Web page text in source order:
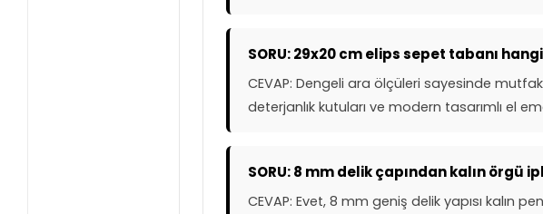
SORU: 29x20 cm elips sepet tabanı
CEVAP: Dengeli ara ölçüleri sayesinde
deterjanlık kutuları ve modern tasarımlı el
SORU: 8 mm delik çapından kalın örgü
CEVAP: Evet, 8 mm geniş delik yapısı kalın